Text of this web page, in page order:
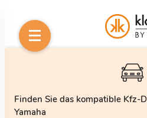
Finden Sie das kompatible Kfz-
Yamaha